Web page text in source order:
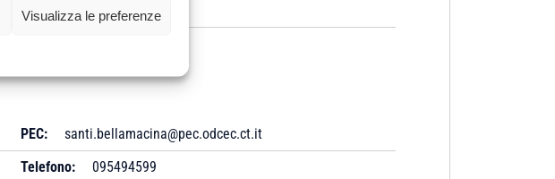
Visualizza le preferenze
Revisore Legale:
Si
PEC:
santi.bellamacina@pec.odcec.ct.it
Telefono:
095494599